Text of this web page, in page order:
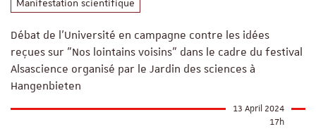
Manifestation scientifique
Débat de l'Université en campagne contre les idées
reçues sur "Nos lointains voisins" dans le cadre du festival
Alsascience organisé par le Jardin des sciences à
Hangenbieten
13 April 2024
17h